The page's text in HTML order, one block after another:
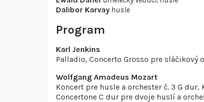
Dalibor Karvay husle
Program
Karl Jenkins
Palladio, Concerto Grosso pre sláčikový
Wolfgang Amadeus Mozart
Koncert pre husle a orchester č. 3 G dur,
Concertone C dur pre dvoje huslí a